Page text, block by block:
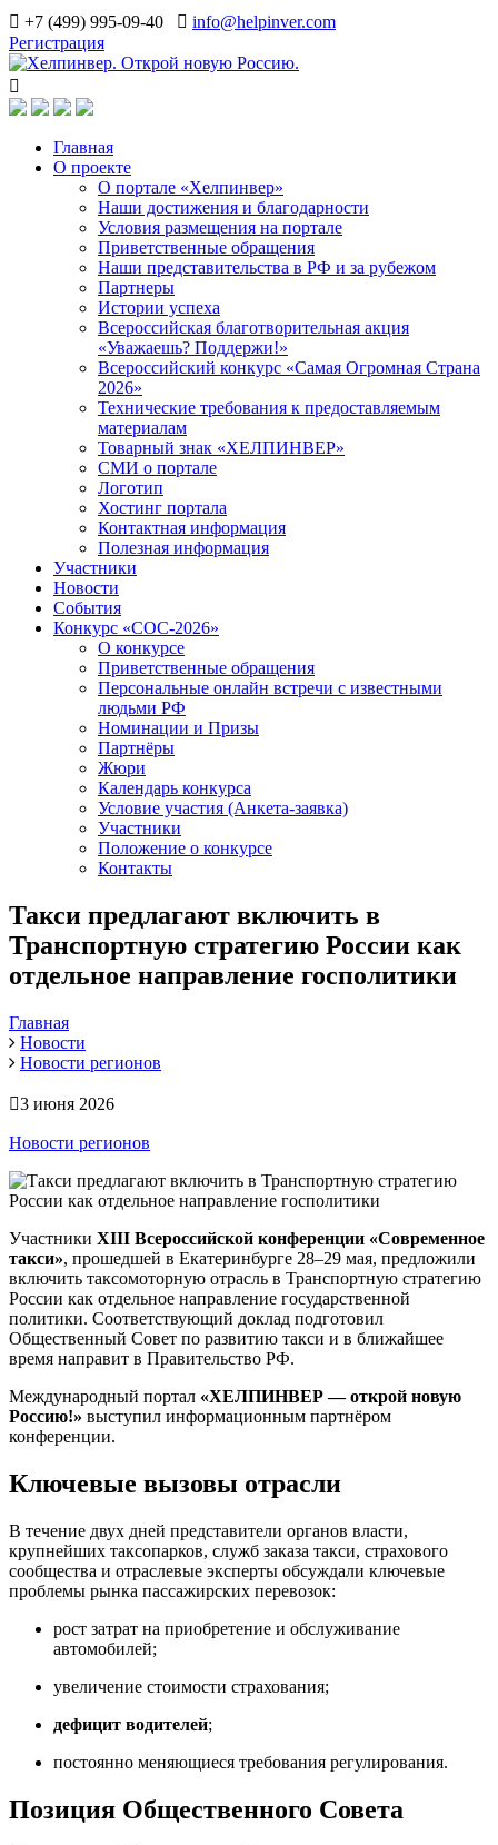
+7 (499) 995-09-40
info@helpinver.com
Регистрация
Главная
О проекте
О портале «Хелпинвер»
Наши достижения и благодарности
Условия размещения на портале
Приветственные обращения
Наши представительства в РФ и за рубежом
Партнеры
Истории успеха
Всероссийская благотворительная акция
«Уважаешь? Поддержи!»
Всероссийский конкурс «Самая Огромная Страна
2026»
Технические требования к предоставляемым
материалам
Товарный знак «ХЕЛПИНВЕР»
СМИ о портале
Логотип
Хостинг портала
Контактная информация
Полезная информация
Участники
Новости
События
Конкурс «СОС-2026»
О конкурсе
Приветственные обращения
Персональные онлайн встречи с известными
людьми РФ
Номинации и Призы
Партнёры
Жюри
Календарь конкурса
Условие участия (Анкета-заявка)
Участники
Положение о конкурсе
Контакты
Такси предлагают включить в
Транспортную стратегию России как
отдельное направление госполитики
Главная
Новости
Новости регионов
3 июня 2026
Новости регионов
Участники XIII Всероссийской конференции «Современное
такси», прошедшей в Екатеринбурге 28–29 мая, предложили
включить таксомоторную отрасль в Транспортную стратегию
России как отдельное направление государственной
политики. Соответствующий доклад подготовил
Общественный Совет по развитию такси и в ближайшее
время направит в Правительство РФ.
Международный портал «ХЕЛПИНВЕР — открой новую
Россию!» выступил информационным партнёром
конференции.
Ключевые вызовы отрасли
В течение двух дней представители органов власти,
крупнейших таксопарков, служб заказа такси, страхового
сообщества и отраслевые эксперты обсуждали ключевые
проблемы рынка пассажирских перевозок:
рост затрат на приобретение и обслуживание
автомобилей;
увеличение стоимости страхования;
дефицит водителей;
постоянно меняющиеся требования регулирования.
Позиция Общественного Совета